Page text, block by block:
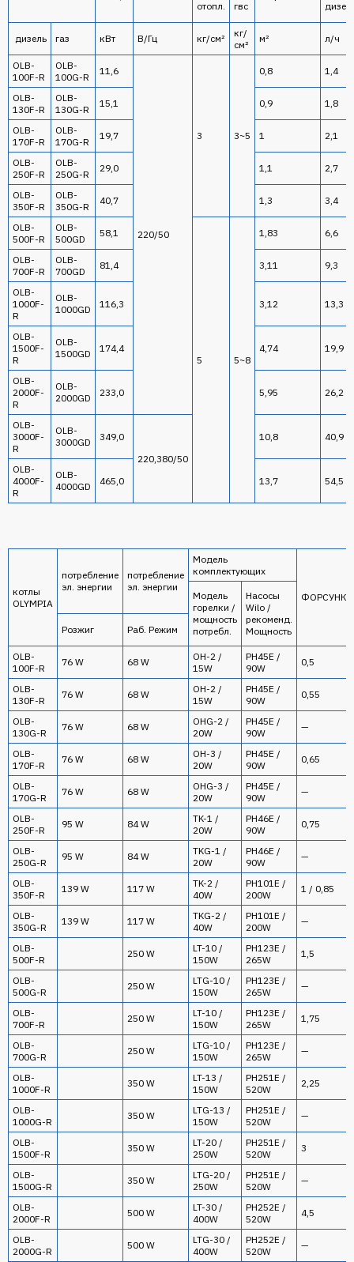
отопл.
гвс
дизель газ кВт В/Гц кг/см²
кг/
см²
м² л/ч
OLB-
100F-R
OLB-
100G-R
11,6
220/50
3 3~5
0,8 1,4
OLB-
130F-R
OLB-
130G-R
15,1 0,9 1,8
OLB-
170F-R
OLB-
170G-R
19,7 1 2,1
OLB-
250F-R
OLB-
250G-R
29,0 1,1 2,7
OLB-
350F-R
OLB-
350G-R
40,7 1,3 3,4
OLB-
500F-R
OLB-
500GD
58,1
5 5~8
1,83 6,6
OLB-
700F-R
OLB-
700GD
81,4 3,11 9,3
OLB-
1000F-
R
OLB-
1000GD
116,3 3,12 13,3
OLB-
1500F-
R
OLB-
1500GD
174,4 4,74 19,9
OLB-
2000F-
R
OLB-
2000GD
233,0 5,95 26,2
OLB-
3000F-
R
OLB-
3000GD
349,0
220,380/50
10,8 40,9
OLB-
4000F-
R
OLB-
4000GD
465,0 13,7 54,5
котлы
OLYMPIA
потребление
эл. энергии
потребление
эл. энергии
Модель
комплектующих
ФОРСУНКИ
Модель
горелки /
мощность
потребл.
Насосы
Wilo /
рекоменд.
Мощность
Розжиг Раб. Режим
OLB-
100F-R
76 W 68 W
OH-2 /
15W
PH45E /
90W
0,5
OLB-
130F-R
76 W 68 W
OH-2 /
15W
PH45E /
90W
0,55
OLB-
130G-R
76 W 68 W
OHG-2 /
20W
PH45E /
90W
—
OLB-
170F-R
76 W 68 W
OH-3 /
20W
PH45E /
90W
0,65
OLB-
170G-R
76 W 68 W
OHG-3 /
20W
PH45E /
90W
—
OLB-
250F-R
95 W 84 W
TK-1 /
20W
PH46E /
90W
0,75
OLB-
250G-R
95 W 84 W
TKG-1 /
20W
PH46E /
90W
—
OLB-
350F-R
139 W 117 W
TK-2 /
40W
PH101E /
200W
1 / 0,85
OLB-
350G-R
139 W 117 W
TKG-2 /
40W
PH101E /
200W
—
OLB-
500F-R
250 W
LT-10 /
150W
PH123E /
265W
1,5
OLB-
500G-R
250 W
LTG-10 /
150W
PH123E /
265W
—
OLB-
700F-R
250 W
LT-10 /
150W
PH123E /
265W
1,75
OLB-
700G-R
250 W
LTG-10 /
150W
PH123E /
265W
—
OLB-
1000F-R
350 W
LT-13 /
150W
PH251E /
520W
2,25
OLB-
1000G-R
350 W
LTG-13 /
150W
PH251E /
520W
—
OLB-
1500F-R
350 W
LT-20 /
250W
PH251E /
520W
3
OLB-
1500G-R
350 W
LTG-20 /
250W
PH251E /
520W
—
OLB-
2000F-R
500 W
LT-30 /
400W
PH252E /
520W
4,5
OLB-
2000G-R
500 W
LTG-30 /
400W
PH252E /
520W
—